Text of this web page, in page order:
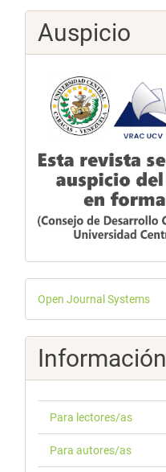
Auspicio
Desarrollado
por
Open Journal Systems
Información
Para lectores/as
Para autores/as